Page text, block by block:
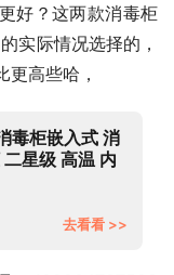
好？这两款消毒柜
实际情况选择的，
高些哈，
毒柜嵌入式 消
星级 高温 内
去看看 >>